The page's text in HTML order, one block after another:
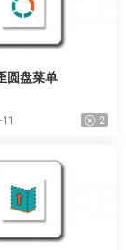
圆盘菜单
2